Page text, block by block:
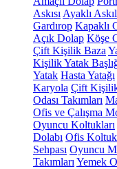
Askısı Ayaklı
Gardırop Kapaklı
Açık Dolap Köşe
Çift Kişilik Baza
Kişilik Yatak
Yatak Hasta Yatağı
Karyola Çift
Odası Takımları
Ofis ve Çalışma
Oyuncu Koltukları
Dolabı Ofis
Sehpası Oyuncu
Takımları Yemek